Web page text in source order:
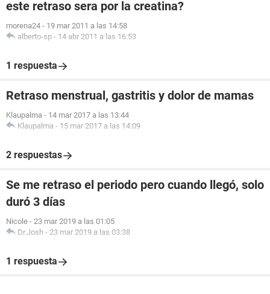
este retraso sera por la creatina?
morena24 - 19 mar 2011 a las 14:58
alberto-sp - 14 abr 2011 a las 16:53
1 respuesta
Retraso menstrual, gastritis y dolor de mamas
Klaupalma - 14 mar 2017 a las 13:44
Klaupalma - 15 mar 2017 a las 14:09
2 respuestas
Se me retraso el periodo pero cuando llegó, solo
duró 3 días
Nicole - 23 mar 2019 a las 01:05
Dr.Josh - 23 mar 2019 a las 03:38
1 respuesta